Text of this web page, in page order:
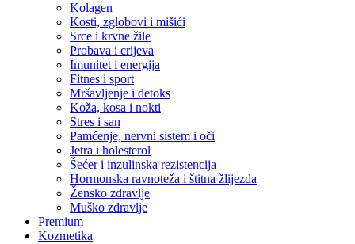
Kolagen
Kosti, zglobovi i mišići
Srce i krvne žile
Probava i crijeva
Imunitet i energija
Fitnes i sport
Mršavljenje i detoks
Koža, kosa i nokti
Stres i san
Pamćenje, nervni sistem i oči
Jetra i holesterol
Šećer i inzulinska rezistencija
Hormonska ravnoteža i štitna žlijezda
Žensko zdravlje
Muško zdravlje
Premium
Kozmetika